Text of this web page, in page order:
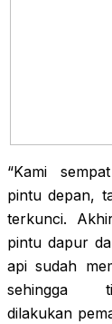
“Kami
pintu depan,
terkunci.
pintu dapur
api sudah
sehingga
dilakukan